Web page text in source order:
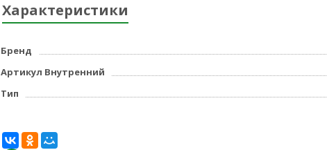
Характеристики
Бренд
Артикул Внутренний
Тип